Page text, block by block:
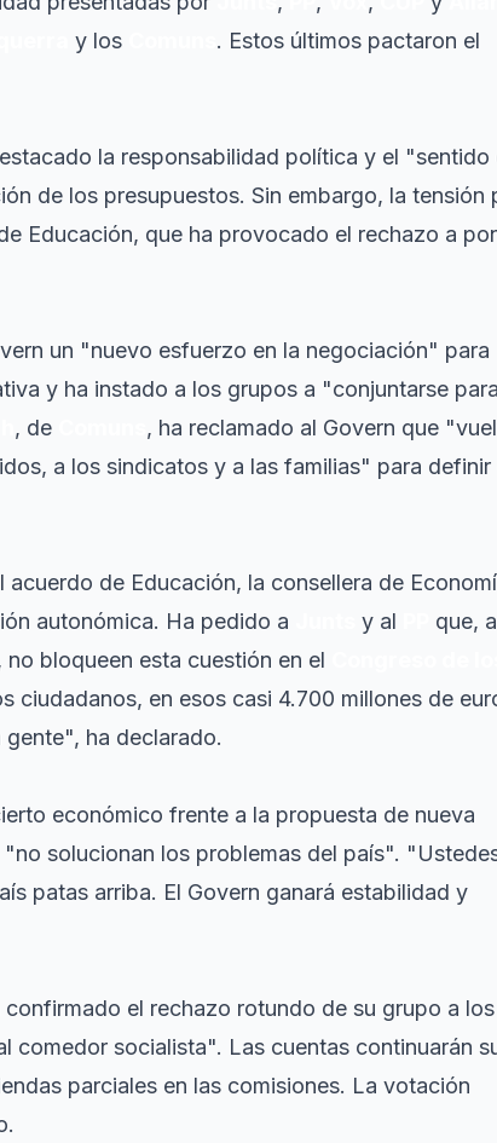
y los
. Estos últimos pactaron el
la responsabilidad política y el "sentido
de los presupuestos. Sin embargo, la tensión
Educación, que ha provocado el rechazo a
un "nuevo esfuerzo en la negociación" para
y ha instado a los grupos a "conjuntarse para
, de
, ha reclamado al Govern que
a los sindicatos y a las familias" para definir
de Educación, la consellera de
autonómica. Ha pedido a y al
que, a
bloqueen esta cuestión en el
ciudadanos, en esos casi 4.700 millones de
gente", ha declarado.
económico frente a la propuesta de nueva
solucionan los problemas del país".
patas arriba. El Govern ganará estabilidad y
confirmado el rechazo rotundo de su grupo a los
comedor socialista". Las cuentas continuarán
parciales en las comisiones. La votación